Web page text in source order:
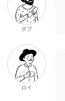
ボブ
ロイ